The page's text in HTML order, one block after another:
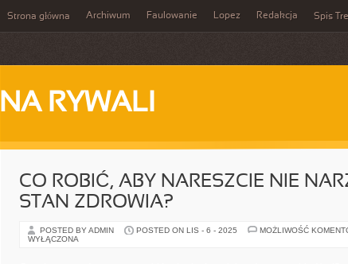
Strona główna Archiwum Faulowanie Lopez Redakcja Spis
NA RYWALI
CO ROBIĆ, ABY NARESZCIE NIE
STAN ZDROWIA?
POSTED BY ADMIN POSTED ON LIS - 6 - 2025 MOŻLIWOŚĆ
WYŁĄCZONA